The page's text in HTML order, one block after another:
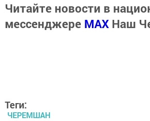
Читайте новости в
мессенджере MАХ Наш
Теги:
ЧЕРЕМШАН